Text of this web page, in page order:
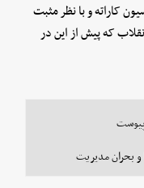
کاراته و با نظر مثبت
که پیش از این در
بحران مدیریت